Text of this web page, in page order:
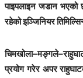
पाइपलाइन जडान
रहेको इञ्जिनियर
प्रयोग गरेर अपर